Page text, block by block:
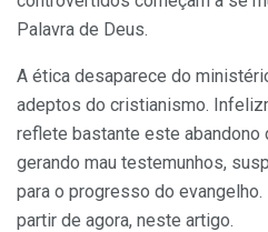
Palavra de Deus.
A ética desaparece do
adeptos do cristianismo.
reflete bastante este abandono
gerando mau testemunhos,
para o progresso do
partir de agora, neste artigo.